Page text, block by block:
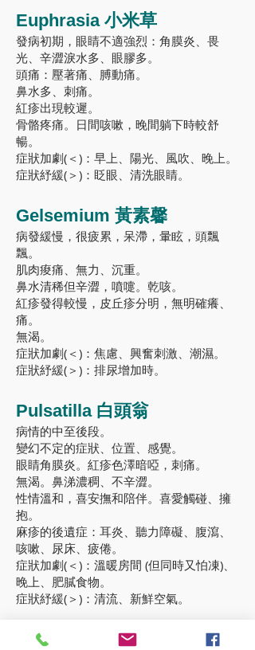
Euphrasia 小米草
發病初期，眼睛不適強烈：角膜炎、畏
光、辛澀淚水多、眼膠多。
頭痛：壓著痛、膊動痛。
鼻水多、刺痛。
紅疹出現較遲。
骨骼疼痛。日間咳嗽，晚間躺下時較舒
暢。
症狀加劇(＜)：早上、陽光、風吹、晚上。
症狀紓緩(＞)：眨眼、清洗眼睛。
Gelsemium 黃素馨
病發緩慢，很疲累，呆滯，暈眩，頭飄
飄。
肌肉痠痛、無力、沉重。
鼻水清稀但辛澀，噴嚏。乾咳。
紅疹發得較慢，皮丘疹分明，無明確癢、
痛。
無渴。
症狀加劇(＜)：焦慮、興奮刺激、潮濕。
症狀紓緩(＞)：排尿增加時。
Pulsatilla 白頭翁
病情的中至後段。
變幻不定的症狀、位置、感覺。
眼睛角膜炎。紅疹色澤暗啞，刺痛。
無渴。鼻涕濃稠、不辛澀。
性情溫和，喜安撫和陪伴。喜愛觸碰、擁
抱。
麻疹的後遺症：耳炎、聽力障礙、腹瀉、
咳嗽、尿床、疲倦。
症狀加劇(＜)：溫暖房間 (但同時又怕凍)、
晚上、肥膩食物。
症狀紓緩(＞)：清流、新鮮空氣。
Sulphur 硫磺